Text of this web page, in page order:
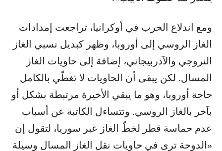
ومع اندلاع الحرب في أوكرانيا، تراجعت إمدادات
الغاز الروسي إلى أوروبا، وظهر كبديل نسبي الغاز
النروجي والآذربيجاني، إضافة إلى حاويات الغاز
المسال. لكن يبقى أن الحاويات لا تغطّي بالكامل
حاجة أوروبا، وهو ما يبقي الأخيرة مرتبطة بشكل أو
بآخر بالغاز الروسي. وتتساءل الكاتبة عن أسباب
عدم حماسة قطر لخطّ الغاز عبر سوريا، لتقول إن
«الدوحة ترى في حاويات نقل الغاز المسال وسيلة